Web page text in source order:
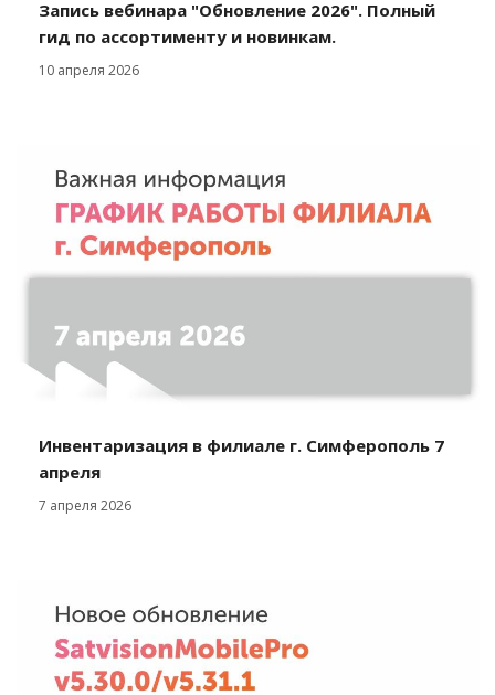
Запись вебинара "Обновление 2026". Полный
гид по ассортименту и новинкам.
10 апреля 2026
Инвентаризация в филиале г. Симферополь 7
апреля
7 апреля 2026